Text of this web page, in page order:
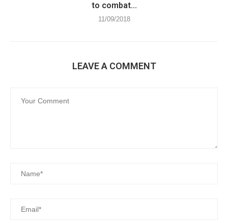
to combat...
11/09/2018
LEAVE A COMMENT